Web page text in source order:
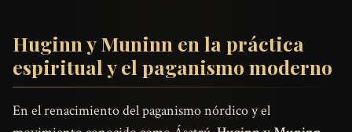
Huginn y Muninn en la práctica
espiritual y el paganismo moderno
En el renacimiento del paganismo nórdico y el